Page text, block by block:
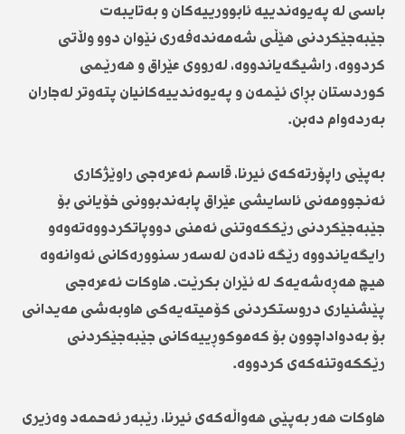
باسی لە پەیوەندییە ئابوورییەکان و بەتایبەت
جێبەجێکردنی هێڵی شەمەندەفەری نێوان دوو وڵاتی
کردووە، راشیگەیاندووە، لەرووی عێراق و هەرێمی
کوردستان بڕای ئێمەن و پەیوەندییەکانیان پتەوتر لەجاران
بەردەوام دەبن.
بەپێی راپۆرتەکەی ئیرنا، قاسم ئەعرەجی راوێژکاری
ئەنجوومەنی ئاسایشی عێراق پابەندبوونی خۆیانی بۆ
جێبەجێکردنی رێککەوتنی ئەمنی دووپاتکردووەتەوەو
رایگەیاندووە رێگە نادەن لەسەر سنوورەکانی ئەوانەوە
هیچ هەڕەشەیەک لە ئێران بکرێت. هاوکات ئەعرەجی
پێشنیاری دروستکردنی کۆمیتەیەکی هاوبەشی مەیدانی
بۆ بەدواداچوون بۆ کەموکوڕییەکانی جێبەجێکردنی
رێککەوتنەکەی کردووە.
هاوکات هەر بەپێی هەواڵەکەی ئیرنا، رێبەر ئەحمەد وەزیری